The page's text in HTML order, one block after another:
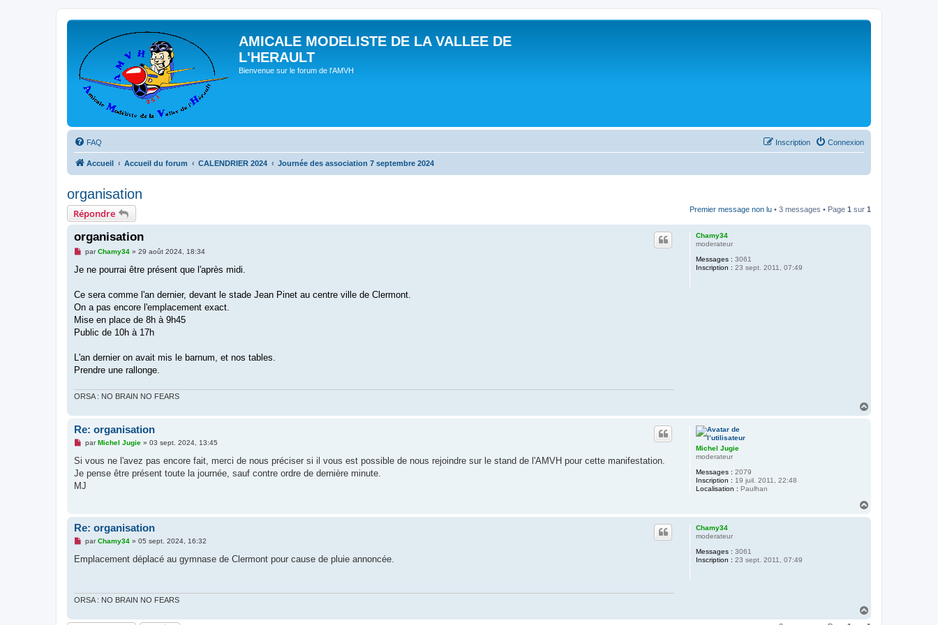
AMICALE MODELISTE DE LA VALLEE DE
L'HERAULT
Bienvenue sur le forum de l'AMVH
FAQ Connexion
Inscription
Accueil Accueil du forum CALENDRIER 2024 Journée des association 7 septembre 2024
organisation
Répondre Premier message non lu • 3 messages • Page 1 sur 1
Chamy34
moderateur
Messages : 3061
Inscription : 23 sept. 2011, 07:49
organisation
M
s
g
n
o
l
parChamy34» 29 août 2024, 18:34
Je ne pourrai être présent que l'après midi.
Ce sera comme l'an dernier, devant le stade Jean Pinet au centre ville de Clermont.
On a pas encore l'emplacement exact.
Mise en place de 8h à 9h45
Public de 10h à 17h
L'an dernier on avait mis le barnum, et nos tables.
Prendre une rallonge.
ORSA : NO BRAIN NO FEARS
Michel Jugie
moderateur
Messages : 2079
Inscription : 19 juil. 2011, 22:48
Localisation : Paulhan
Re: organisation
M
s
a
g
n
l
u
parMichel Jugie» 03 sept. 2024, 13:45
Si vous ne l'avez pas encore fait, merci de nous préciser si il vous est possible de nous rejoindre sur le stand de l'AMVH pour cette manifestation.
Je pense être présent toute la journée, sauf contre ordre de dernière minute.
MJ
Chamy34
moderateur
Messages : 3061
Inscription : 23 sept. 2011, 07:49
Re: organisation
M
s
n
parChamy34» 05 sept. 2024, 16:32
Emplacement déplacé au gymnase de Clermont pour cause de pluie annoncée.
ORSA : NO BRAIN NO FEARS